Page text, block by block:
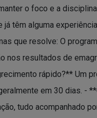
o foco e a
têm alguma
que resolve: O
resultados de
rápido?** Um
em 30 dias. -
tudo acompanhado